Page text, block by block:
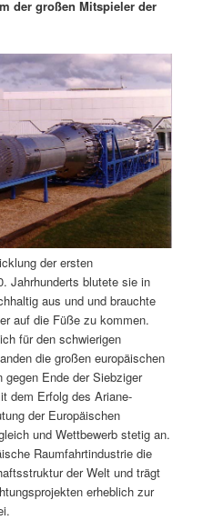
der großen Mitspieler der
der ersten
Jahrhunderts blutete sie in
aus und und brauchte
auf die Füße zu kommen.
für den schwierigen
die großen europäischen
Ende der Siebziger
dem Erfolg des Ariane-
der Europäischen
und Wettbewerb stetig an.
Raumfahrtindustrie die
der Welt und trägt
erheblich zur